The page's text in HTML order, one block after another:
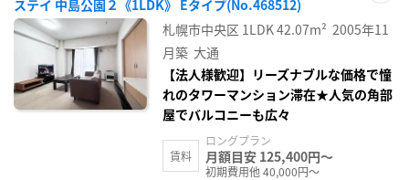
ステイ 中島公園２《1LDK》 Eタイプ(No.468512)
に入
り登
札幌市中央区 1LDK42.07m² 2005年11
月築 大通
【法人様歓迎】リーズナブルな価格で憧
れのタワーマンション滞在★人気の角部
屋でバルコニーも広々
賃料
ロングプラン
月額目安 125,400円～
初期費用他 40,000円～